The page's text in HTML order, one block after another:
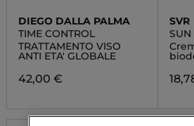
DIEGO DALLA PALMA
TIME CONTROL
TRATTAMENTO VISO
ANTI ETA' GLOBALE
42,00 €
SVR
SUN